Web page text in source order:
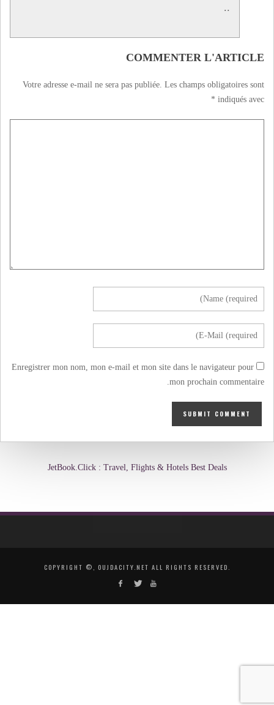
..
COMMENTER L'ARTICLE
Votre adresse e-mail ne sera pas publiée. Les champs obligatoires sont
indiqués avec
*
Enregistrer mon nom, mon e-mail et mon site dans le navigateur pour
mon prochain commentaire.
JetBook.Click : Travel, Flights & Hotels Best Deals
COPYRIGHT ©, OUJDACITY.NET ALL RIGHTS RESERVED.